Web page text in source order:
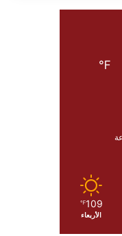
℉
109
℉
الأربعاء